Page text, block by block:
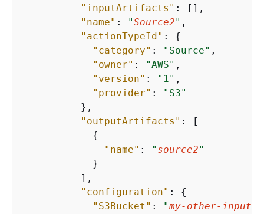
"inputArtifacts" : [],
"name" : "Source2" ,
"actionTypeId" : {
"category" : "Source" ,
"owner" : "AWS" ,
"version" : "1" ,
"provider" :
"S3"
          },
"outputArtifacts" : [
{
"name" : " source2"
            }
          ],
"configuration" : {
"S3Bucket" : "my-other-input-